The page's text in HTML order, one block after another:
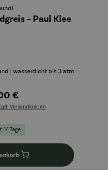
– Paul Klee
| wasserdicht bis 3 atm
€
Versandkosten
14 Tage